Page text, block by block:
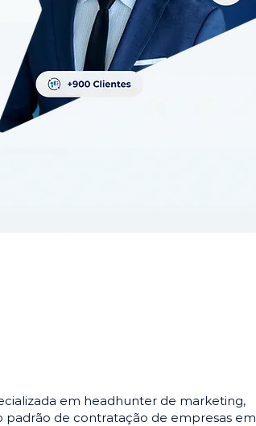
em headhunter de marketing,
padrão de contratação de empresas em